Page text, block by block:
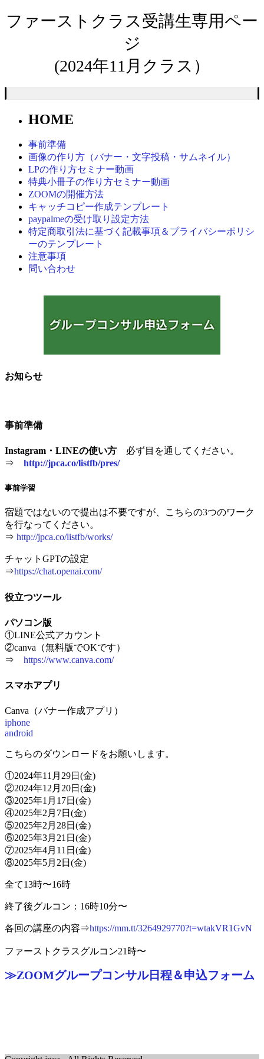
ファーストクラス受講生専用ペー
ジ
(2024年11 月 クラス）
HOME
事前準備
画像の作り方（バナー・文字投稿・サムネイル）
LPの作り方セミナー動画
特典小冊子の作り方セミナー動画
ZOOMの開催方法
キャッチコピー作成テンプレート
paypalmeの受け取り設定方法
特定商取引法に基づく記載事項＆プライバシーポリシ
ーのテンプレート
注意事項
問い合わせ
お知らせ
事前準備
Instagram・LINEの使い方 必ず目を通してください。
⇒ http://jpca.co/listfb/pres/
事前学習
宿題ではないので提出は不要ですが、こちらの3つのワーク
を行なってください。
⇒ http://jpca.co/listfb/works/
チャットGPTの設定
⇒https://chat.openai.com/
役立つツール
パソコン版
①LINE公式アカウント
②canva（無料版でOKです）
⇒ https://www.canva.com/
スマホアプリ
Canva（バナー作成アプリ）
iphone
android
こちらのダウンロードをお願いします。
①2024年11月29日(金)
②2024年12月20日(金)
③2025年1月17日(金)
④2025年2月7日(金)
⑤2025年2月28日(金)
⑥2025年3月21日(金)
⑦2025年4月11日(金)
⑧2025年5月2日(金)
全て13時〜16時
終了後グルコン：16時10分〜​
各回の講座の内容⇒https://mm.tt/3264929770?t=wtakVR1GvN
ファーストクラスグルコン21時〜
≫ZOOMグループコンサル日程＆申込フォーム